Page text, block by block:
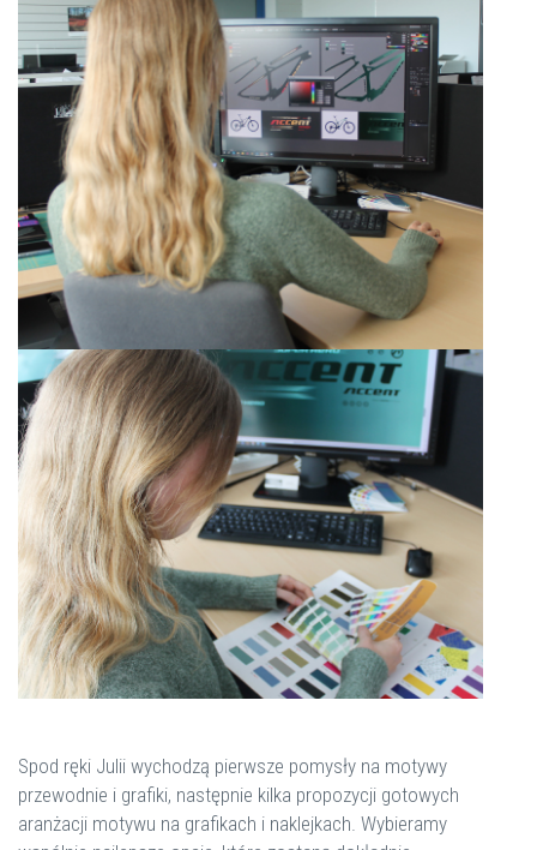
Spod ręki Julii wychodzą pierwsze pomysły na motywy
przewodnie i grafiki, następnie kilka propozycji gotowych
aranżacji motywu na grafikach i naklejkach. Wybieramy